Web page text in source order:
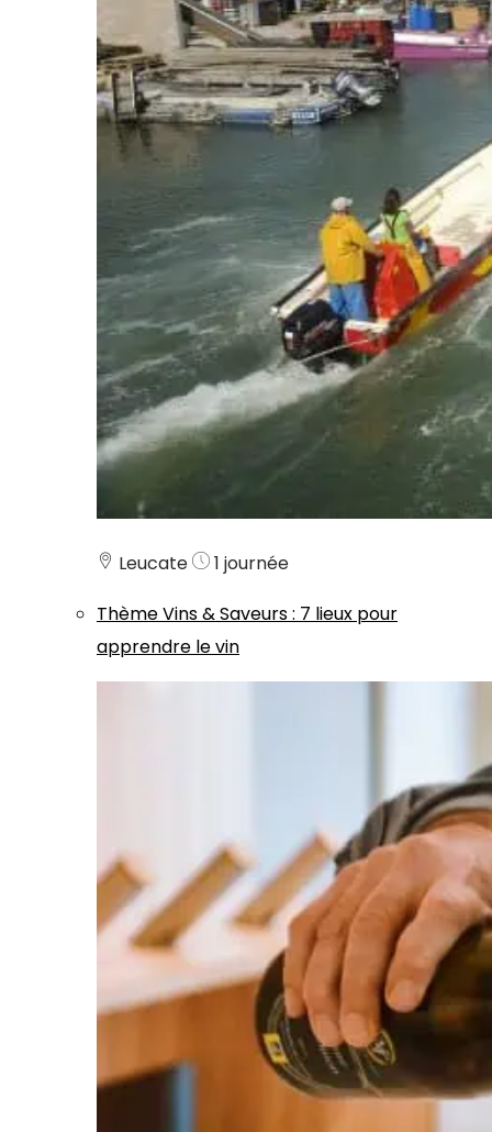
Leucate
1 journée
ThèmeVins & Saveurs: 7 lieux pour
apprendre le vin